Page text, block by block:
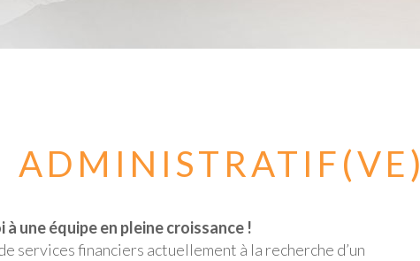
ADMINISTRATIF(VE)
une équipe en pleine croissance !
services financiers actuellement à la recherche d’un